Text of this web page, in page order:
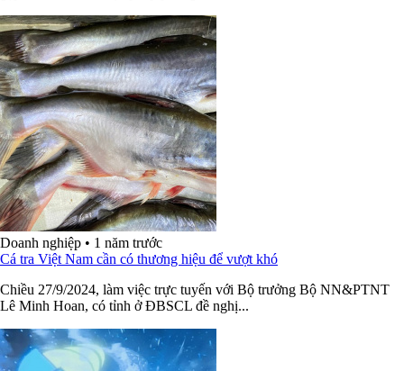
Doanh nghiệp • 1 năm trước
Cá tra Việt Nam cần có thương hiệu để vượt khó
Chiều 27/9/2024, làm việc trực tuyến với Bộ trưởng Bộ NN&PTNT
Lê Minh Hoan, có tỉnh ở ĐBSCL đề nghị...